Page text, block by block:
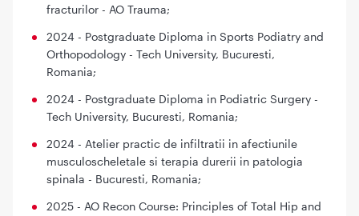
fracturilor - AO Trauma;
2024 - Postgraduate Diploma in Sports Podiatry and
Orthopodology - Tech University, Bucuresti,
Romania;
2024 - Postgraduate Diploma in Podiatric Surgery -
Tech University, Bucuresti, Romania;
2024 - Atelier practic de infiltratii in afectiunile
musculoscheletale si terapia durerii in patologia
spinala - Bucuresti, Romania;
2025 - AO Recon Course: Principles of Total Hip and